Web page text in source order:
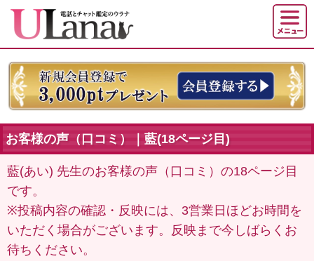
お客様の声（口コミ）｜藍(18ページ目)
藍(あい) 先生のお客様の声（口コミ）の18ページ目
です。
※投稿内容の確認・反映には、3営業日ほどお時間を
いただく場合がございます。反映まで今しばらくお
待ちください。